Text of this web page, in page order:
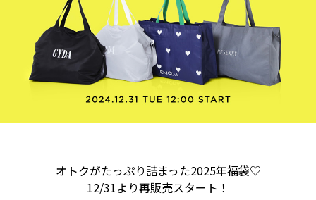
オトクがたっぷり詰まった2025年福袋♡
12/31より再販売スタート！